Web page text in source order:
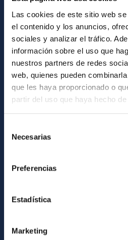
Las cookies de este sitio web
el contenido y los anuncios,
sociales y analizar el tráfico.
información sobre el uso que
nuestros partners de redes
web, quienes pueden
que les haya proporcionado o
partir del uso que haya hecho
Necesarias
Preferencias
Estadística
Marketing
Directorio de personal
Biblioteca
Registro general
INFORMACIÓN INSTITUCIONAL
Legislación
Igualdad y diversidad de género
Proyectos institucionales
Programa Severo Ochoa